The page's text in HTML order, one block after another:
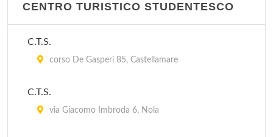
CENTRO TURISTICO STUDENTESCO
C.T.S.
corso De Gasperi 85, Castellamare
C.T.S.
via Giacomo Imbroda 6, Nola